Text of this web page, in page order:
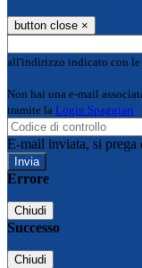
button close ×
all'indirizzo indicato con le
Non hai una e-mail
tramite la Login Spaggiari
E-mail inviata, si prega
Errore
Chiudi
Successo
Chiudi